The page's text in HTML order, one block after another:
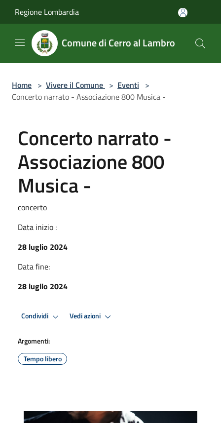
Regione Lombardia
Comune di Cerro al Lambro
Home > Vivere il Comune > Eventi >
Concerto narrato - Associazione 800 Musica -
Concerto narrato -
Associazione 800
Musica -
concerto
Data inizio :
28 luglio 2024
Data fine:
28 luglio 2024
Condividi Vedi azioni
Argomenti:
Tempo libero